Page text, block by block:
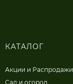
КАТАЛОГ
Акции и Распродажи
Сад и огород